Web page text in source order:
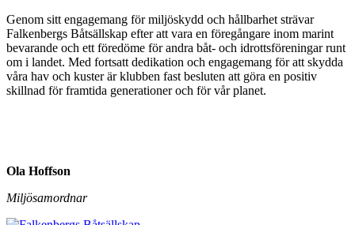
Genom sitt engagemang för miljöskydd och hållbarhet strävar
Falkenbergs Båtsällskap efter att vara en föregångare inom marint
bevarande och ett föredöme för andra båt- och idrottsföreningar runt
om i landet. Med fortsatt dedikation och engagemang för att skydda
våra hav och kuster är klubben fast besluten att göra en positiv
skillnad för framtida generationer och för vår planet.
Ola Hoffson
Miljösamordnar